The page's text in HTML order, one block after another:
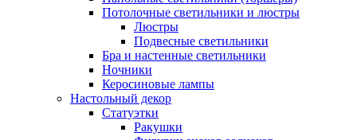
Потолочные светильники и люстры
Люстры
Подвесные светильники
Бра и настенные светильники
Ночники
Керосиновые лампы
Настольный декор
Статуэтки
Ракушки